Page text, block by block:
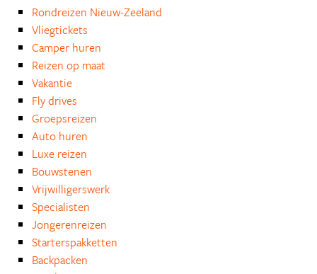
Rondreizen Nieuw-Zeeland
Vliegtickets
Camper huren
Reizen op maat
Vakantie
Fly drives
Groepsreizen
Auto huren
Luxe reizen
Bouwstenen
Vrijwilligerswerk
Specialisten
Jongerenreizen
Starterspakketten
Backpacken